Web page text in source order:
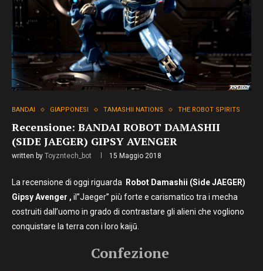
BANDAI GIAPPONESI TAMASHII NATIONS THE ROBOT SPIRITS
Recensione: BANDAI ROBOT DAMASHII
(SIDE JAEGER) GIPSY AVENGER
written by Toyzntech_bot 15 Maggio 2018
La recensione di oggi riguarda Robot Damashii (Side JAEGER)
Gipsy Avenger , il”Jaeger” più forte e carismatico tra i mecha
costruiti dall’uomo in grado di contrastare gli alieni che vogliono
conquistare la terra con i loro kaijū.
Confezione